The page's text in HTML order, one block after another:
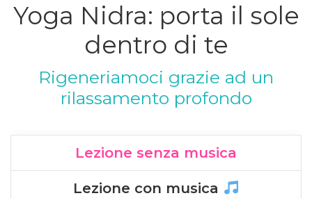
Yoga Nidra: porta il sole
dentro di te
Rigeneriamoci grazie ad un
rilassamento profondo
Lezione senza musica
Lezione con musica